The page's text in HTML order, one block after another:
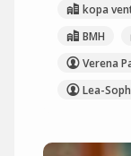
kopa
BMH
Verena
Lea-